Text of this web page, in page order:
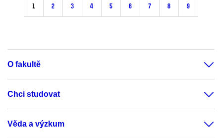
1 2 3 4 5 6 7 8 9
O fakultě
Chci studovat
Věda a výzkum